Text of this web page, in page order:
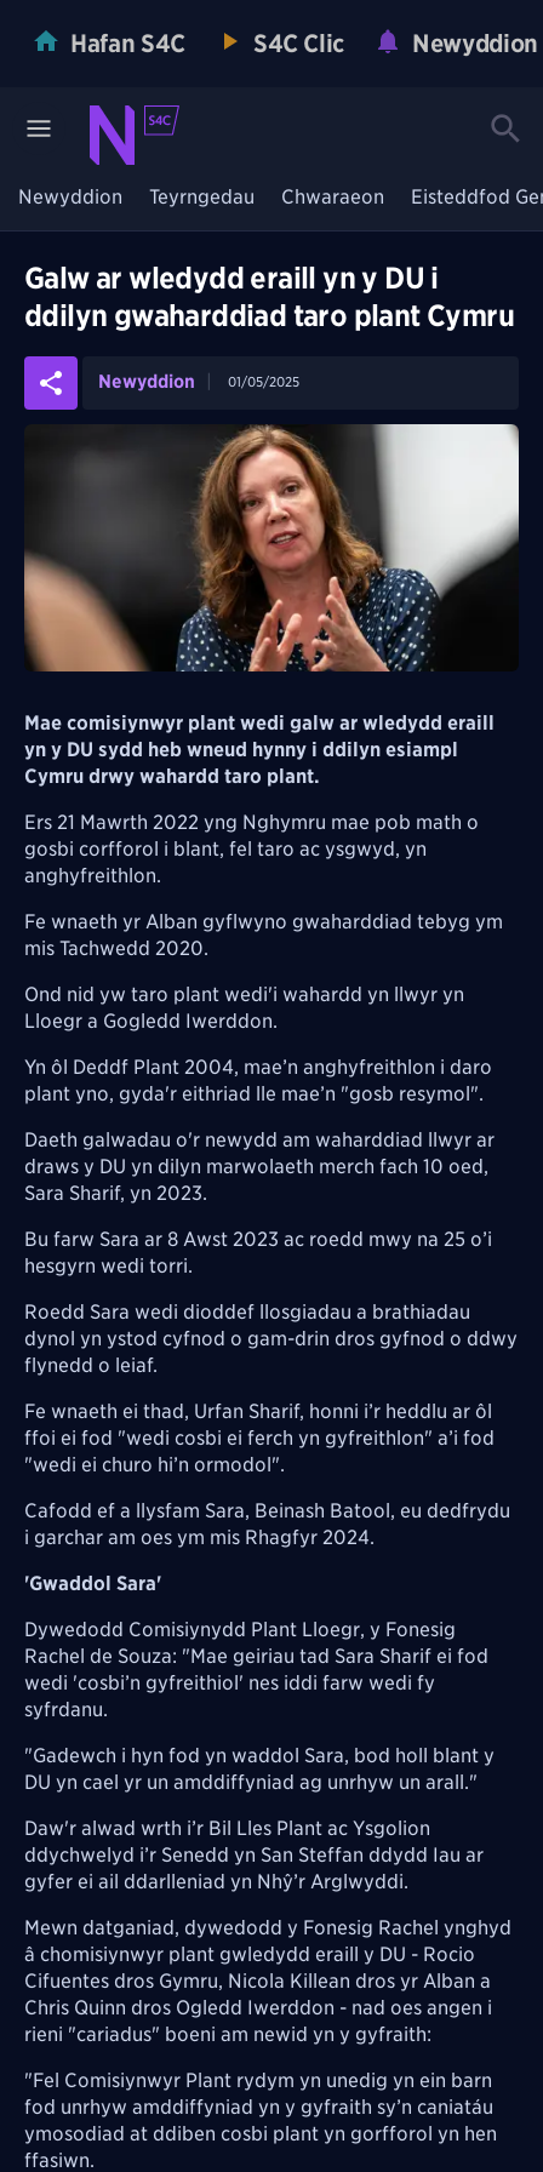
Hafan S4C S4C Clic Newyddion
Newyddion Teyrngedau Chwaraeon Eisteddfod
Galw ar wledydd eraill yn y DU i
ddilyn gwaharddiad taro plant Cymru
Newyddion 01/05/2025
Mae comisiynwyr plant wedi galw ar wledydd eraill
yn y DU sydd heb wneud hynny i ddilyn esiampl
Cymru drwy wahardd taro plant.
Ers 21 Mawrth 2022 yng Nghymru mae pob math o
gosbi corfforol i blant, fel taro ac ysgwyd, yn
anghyfreithlon.
Fe wnaeth yr Alban gyflwyno gwaharddiad tebyg ym
mis Tachwedd 2020.
Ond nid yw taro plant wedi'i wahardd yn llwyr yn
Lloegr a Gogledd Iwerddon.
Yn ôl Deddf Plant 2004, mae’n anghyfreithlon i daro
plant yno, gyda'r eithriad lle mae’n "gosb resymol".
Daeth galwadau o'r newydd am waharddiad llwyr ar
draws y DU yn dilyn marwolaeth merch fach 10 oed,
Sara Sharif, yn 2023.
Bu farw Sara ar 8 Awst 2023 ac roedd mwy na 25 o’i
hesgyrn wedi torri.
Roedd Sara wedi dioddef llosgiadau a brathiadau
dynol yn ystod cyfnod o gam-drin dros gyfnod o ddwy
flynedd o leiaf.
Fe wnaeth ei thad, Urfan Sharif, honni i’r heddlu ar ôl
ffoi ei fod "wedi cosbi ei ferch yn gyfreithlon" a’i fod
"wedi ei churo hi’n ormodol".
Cafodd ef a llysfam Sara, Beinash Batool, eu dedfrydu
i garchar am oes ym mis Rhagfyr 2024.
'Gwaddol Sara'
Dywedodd Comisiynydd Plant Lloegr, y Fonesig
Rachel de Souza: "Mae geiriau tad Sara Sharif ei fod
wedi 'cosbi’n gyfreithiol' nes iddi farw wedi fy
syfrdanu.
"Gadewch i hyn fod yn waddol Sara, bod holl blant y
DU yn cael yr un amddiffyniad ag unrhyw un arall."
Daw'r alwad wrth i’r Bil Lles Plant ac Ysgolion
ddychwelyd i’r Senedd yn San Steffan ddydd Iau ar
gyfer ei ail ddarlleniad yn Nhŷ’r Arglwyddi.
Mewn datganiad, dywedodd y Fonesig Rachel ynghyd
â chomisiynwyr plant gwledydd eraill y DU - Rocio
Cifuentes dros Gymru, Nicola Killean dros yr Alban a
Chris Quinn dros Ogledd Iwerddon - nad oes angen i
rieni "cariadus" boeni am newid yn y gyfraith:
"Fel Comisiynwyr Plant rydym yn unedig yn ein barn
fod unrhyw amddiffyniad yn y gyfraith sy’n caniatáu
ymosodiad at ddiben cosbi plant yn gorfforol yn hen
ffasiwn.